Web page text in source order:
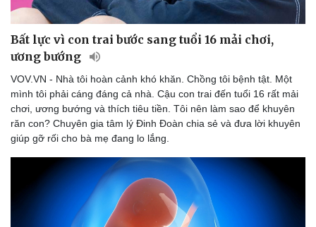
Bất lực vì con trai bước sang tuổi 16 mải chơi,
ương bướng
VOV.VN - Nhà tôi hoàn cảnh khó khăn. Chồng tôi bệnh tật. Một
mình tôi phải cáng đáng cả nhà. Cậu con trai đến tuổi 16 rất mải
chơi, ương bướng và thích tiêu tiền. Tôi nên làm sao để khuyên
răn con? Chuyên gia tâm lý Đinh Đoàn chia sẻ và đưa lời khuyên
giúp gỡ rối cho bà mẹ đang lo lắng.